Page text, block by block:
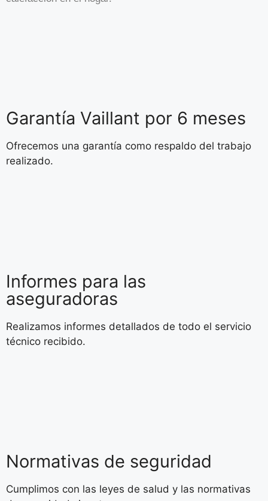
Garantía Vaillant por 6 meses
Ofrecemos una garantía como respaldo del trabajo
realizado.
Informes para las
aseguradoras
Realizamos informes detallados de todo el servicio
técnico recibido.
Normativas de seguridad
Cumplimos con las leyes de salud y las normativas